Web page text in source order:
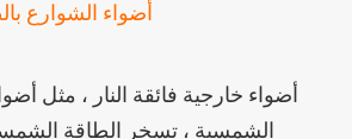
أضواء الشوارع
أضواء خارجية فائقة النار ، مثل
الشمسية ، تسخر الطاقة